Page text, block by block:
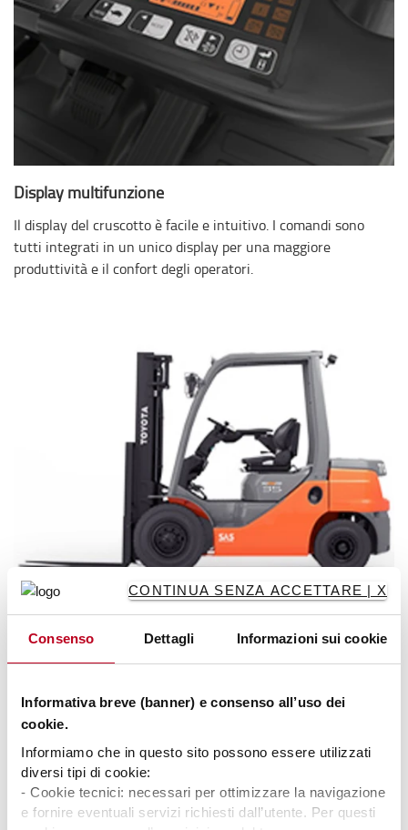
CONTINUA SENZA ACCETTARE | X
Consenso Dettagli Informazioni sui cookie
Informativa breve (banner) e consenso all’uso dei
cookie.
Informiamo che in questo sito possono essere utilizzati
diversi tipi di cookie:
- Cookie tecnici: necessari per ottimizzare la navigazione
e fornire eventuali servizi richiesti dall’utente. Per questi
Display multifunzione
Il display del cruscotto è facile e intuitivo. I comandi sono
tutti integrati in un unico display per una maggiore
produttività e il confort degli operatori.
Torque converter transmission
Torque converter transmission offers intuitive driving with
operations.
Specifiche tecniche
Trasmissione idrodinamica